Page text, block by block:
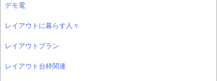
デモ電
レイアウトに暮らす人々
レイアウトプラン
レイアウト台枠関連